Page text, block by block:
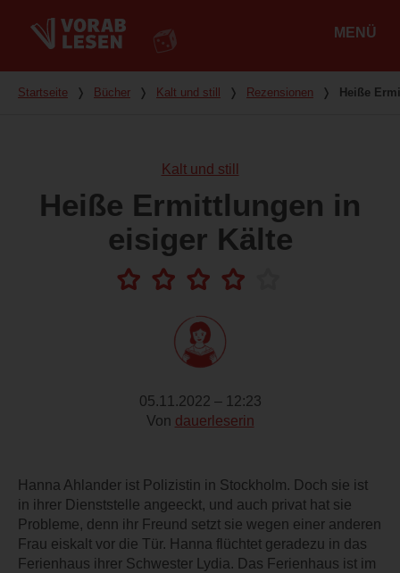
MENÜ
Du bist hier
Startseite ❭ Bücher ❭ Kalt und still ❭ Rezensionen ❭ Heiße
Kalt und still
Heiße Ermittlungen in
eisiger Kälte
05.11.2022 – 12:23
Von dauerleserin
Hanna Ahlander ist Polizistin in Stockholm. Doch sie ist
in ihrer Dienststelle angeeckt, und auch privat hat sie
Probleme, denn ihr Freund setzt sie wegen einer anderen
Frau eiskalt vor die Tür. Hanna flüchtet geradezu in das
Ferienhaus ihrer Schwester Lydia. Das Ferienhaus ist im